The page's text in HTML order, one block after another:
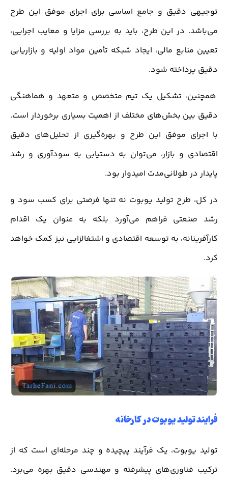
توجیهی دقیق و جامع اساسی برای اجرای موفق این طرح
می‌باشد. در این طرح، باید به بررسی مزایا و معایب اجرایی،
تعیین منابع مالی، ایجاد شبکه تأمین مواد اولیه و بازاریابی
دقیق پرداخته شود.
همچنین، تشکیل یک تیم متخصص و متعهد و هماهنگی
دقیق بین بخش‌های مختلف از اهمیت بسیاری برخوردار است.
با اجرای موفق این طرح و بهره‌گیری از تحلیل‌های دقیق
اقتصادی و بازار، می‌توان به دستیابی به سودآوری و رشد
پایدار در طولانی‌مدت امیدوار بود.
در کل، طرح تولید یوبوت نه تنها فرصتی برای کسب سود و
رشد صنعتی فراهم می‌آورد بلکه به عنوان یک اقدام
کارآفرینانه، به توسعه اقتصادی و اشتغالزایی نیز کمک خواهد
کرد.
فرایند تولید یوبوت در کارخانه
تولید یوبوت، یک فرآیند پیچیده و چند مرحله‌ای است که از
ترکیب فناوری‌های پیشرفته و مهندسی دقیق بهره می‌برد.